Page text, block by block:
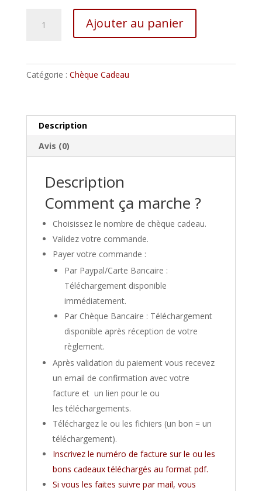
Ateliers
Ajouter au panier
Catégorie : Chèque Cadeau
Description
Avis (0)
Description
Comment ça marche ?
Choisissez le nombre de chèque cadeau.
Validez votre commande.
Payer votre commande :
Par Paypal/Carte Bancaire :
Téléchargement disponible
immédiatement.
Par Chèque Bancaire : Téléchargement
disponible après réception de votre
règlement.
Après validation du paiement vous recevez
un email de confirmation avec votre
facture et un lien pour le ou
les téléchargements.
Téléchargez le ou les fichiers (un bon = un
téléchargement).
Inscrivez le numéro de facture sur le ou les
bons cadeaux téléchargés au format pdf.
Si vous les faites suivre par mail, vous